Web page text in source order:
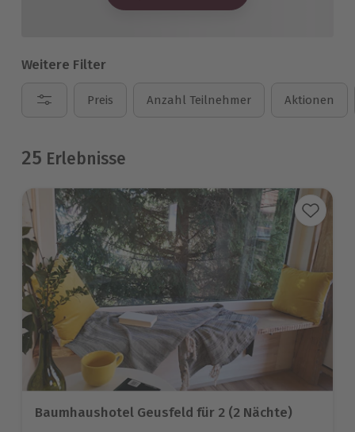
Weitere Filter
Preis Anzahl Teilnehmer Aktionen
25 Erlebnisse
Baumhaushotel Geusfeld für 2 (2 Nächte)